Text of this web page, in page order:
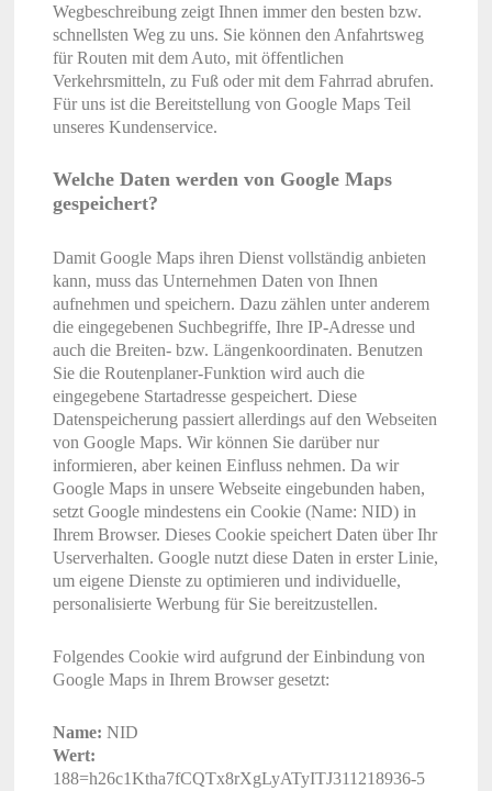
Wegbeschreibung zeigt Ihnen immer den besten bzw.
schnellsten Weg zu uns. Sie können den Anfahrtsweg
für Routen mit dem Auto, mit öffentlichen
Verkehrsmitteln, zu Fuß oder mit dem Fahrrad abrufen.
Für uns ist die Bereitstellung von Google Maps Teil
unseres Kundenservice.
Welche Daten werden von Google Maps
gespeichert?
Damit Google Maps ihren Dienst vollständig anbieten
kann, muss das Unternehmen Daten von Ihnen
aufnehmen und speichern. Dazu zählen unter anderem
die eingegebenen Suchbegriffe, Ihre IP-Adresse und
auch die Breiten- bzw. Längenkoordinaten. Benutzen
Sie die Routenplaner-Funktion wird auch die
eingegebene Startadresse gespeichert. Diese
Datenspeicherung passiert allerdings auf den Webseiten
von Google Maps. Wir können Sie darüber nur
informieren, aber keinen Einfluss nehmen. Da wir
Google Maps in unsere Webseite eingebunden haben,
setzt Google mindestens ein Cookie (Name: NID) in
Ihrem Browser. Dieses Cookie speichert Daten über Ihr
Userverhalten. Google nutzt diese Daten in erster Linie,
um eigene Dienste zu optimieren und individuelle,
personalisierte Werbung für Sie bereitzustellen.
Folgendes Cookie wird aufgrund der Einbindung von
Google Maps in Ihrem Browser gesetzt:
Name: NID
Wert:
188=h26c1Ktha7fCQTx8rXgLyATyITJ311218936-5